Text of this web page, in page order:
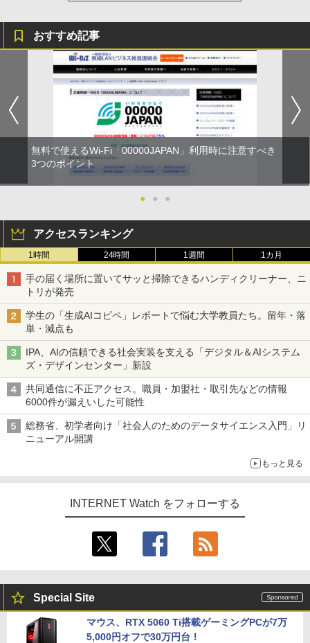
おすすめ記事
無料で使えるWi-Fi「00000JAPAN」利用時に注意すべき
3つのポイント
● ● ●
アクセスランキング
1時間 24時間 1週間 1カ月
手の届く場所に置いてサッと掃除できるハンディクリーナー、ニ
トリが発売
学生の「生成AIコピペ」レポートで悩む大学教員たち。留年・落
単・減点も
IPA、AIの信頼できる社会実装を支える「デジタル＆AIシステム
ズ・デザインセンター」新設
共同通信に不正アクセス。職員・加盟社・取引先などの情報
6000件が漏えいした可能性
総務省、初学者向け「社会人のためのデータサイエンス入門」リ
ニューアル開講
もっと見る
INTERNET Watch をフォローする
Special Site
マウス、RTX 5060 Ti搭載ゲーミングPCが7万
5,000円オフで30万円台！